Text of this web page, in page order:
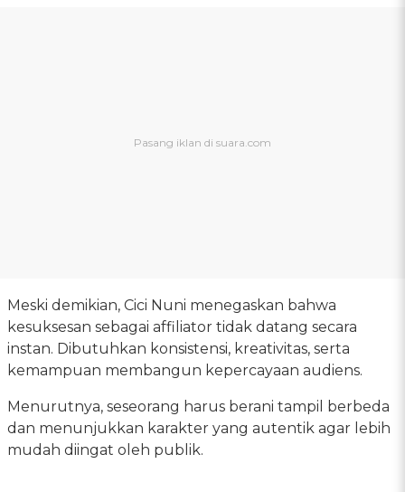
Meski demikian, Cici Nuni menegaskan bahwa
kesuksesan sebagai affiliator tidak datang secara
instan. Dibutuhkan konsistensi, kreativitas, serta
kemampuan membangun kepercayaan audiens.
Menurutnya, seseorang harus berani tampil berbeda
dan menunjukkan karakter yang autentik agar lebih
mudah diingat oleh publik.